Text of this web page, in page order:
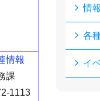
情報
課
1113
情
各
イ